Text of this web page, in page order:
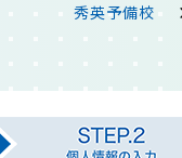
秀英予備校